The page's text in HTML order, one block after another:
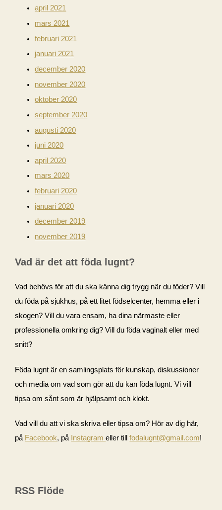
april 2021
mars 2021
februari 2021
januari 2021
december 2020
november 2020
oktober 2020
september 2020
augusti 2020
juni 2020
april 2020
mars 2020
februari 2020
januari 2020
december 2019
november 2019
Vad är det att föda lugnt?
Vad behövs för att du ska känna dig trygg när du föder? Vill
du föda på sjukhus, på ett litet födselcenter, hemma eller i
skogen? Vill du vara ensam, ha dina närmaste eller
professionella omkring dig? Vill du föda vaginalt eller med
snitt?
Föda lugnt är en samlingsplats för kunskap, diskussioner
och media om vad som gör att du kan föda lugnt. Vi vill
tipsa om sånt som är hjälpsamt och klokt.
Vad vill du att vi ska skriva eller tipsa om? Hör av dig här,
på Facebook, på Instagrameller tillfodalugnt@gmail.com!
RSS Flöde